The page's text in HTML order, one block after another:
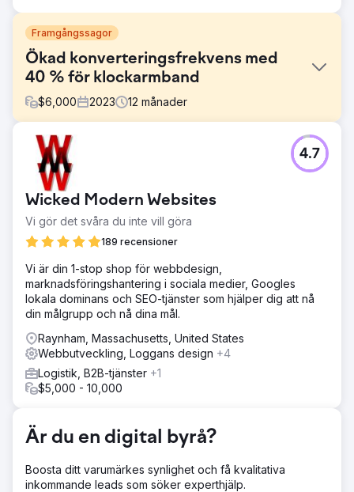
Framgångssagor
Ökad konverteringsfrekvens med
40 % för klockarmband
$6,000 2023 12 månader
Utmaning
En e-handelswebbplats som specialiserat sig på
högkvalitativa klockarmband stod inför utmaningar när det
gäller synlighet online och organisk trafik. Trots ett
varierat produktutbud ledde dålig sökordsinriktning,
otillräcklig optimering på sidan och brist på
kvalitetsbakåtlänkar till låga sökmotorrankningar och
minimal försäljning.
Lösning
Vi implementerade en mångfacetterad SEO-strategi, med
fokus på sökordsforskning, optimering av innehåll och
webbplatsstruktur. Vi skapade nya målsidor, högkvalitativa
blogginlägg och guider och genomförde en riktad
länkbyggande kampanj.
Resultat
På åtta månader såg webbplatsen en 150 % ökning av
Konverteringsgraden ökade med 40 %, vilket ökade
försäljningen. Innehållsmarknadsföring och högkvalitativa
bakåtlänkar höjde varumärkets auktoritet.
Wicked Modern Websites
Vi gör det svåra du inte vill göra
189 recensioner
4.7
Vi är din 1-stop shop för webbdesign,
marknadsföringshantering i sociala medier, Googles
lokala dominans och SEO-tjänster som hjälper dig att nå
din målgrupp och nå dina mål.
Raynham, Massachusetts, United States
Webbutveckling, Loggans design +4
Logistik, B2B-tjänster +1
$5,000 - 10,000
Är du en digital byrå?
Boosta ditt varumärkes synlighet och få kvalitativa
inkommande leads som söker experthjälp.